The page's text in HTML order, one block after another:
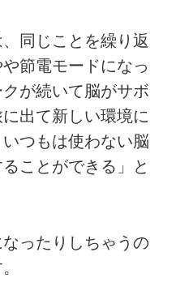
同じことを繰り返
節電モードになっ
が続いて脳がサボ
出て新しい環境に
つもは使わない脳
ことができる」と
なったりしちゃうの